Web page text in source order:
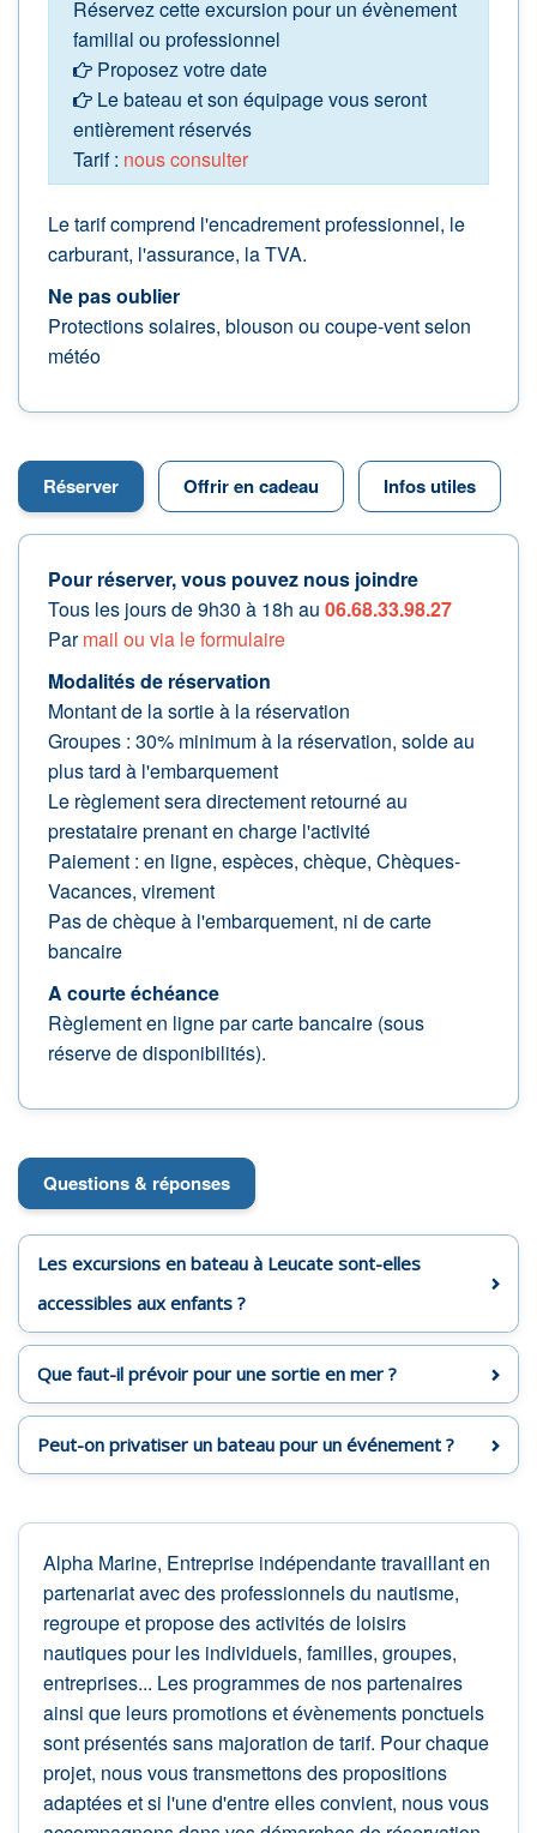
Réservez cette excursion pour un évènement
familial ou professionnel
Proposez votre date
Le bateau et son équipage vous seront
entièrement réservés
Tarif : nous consulter
Le tarif comprend l'encadrement professionnel, le
carburant, l'assurance, la TVA.
Ne pas oublier
Protections solaires, blouson ou coupe-vent selon
météo
Réserver Offrir en cadeau Infos utiles
Pour réserver, vous pouvez nous joindre
Tous les jours de 9h30 à 18h au 06.68.33.98.27
Parmail ou via le formulaire
Modalités de réservation
Montant de la sortie à la réservation
Groupes : 30% minimum à la réservation, solde au
plus tard à l'embarquement
Le règlement sera directement retourné au
prestataire prenant en charge l'activité
Paiement : en ligne, espèces, chèque, Chèques-
Vacances, virement
Pas de chèque à l'embarquement, ni de carte
bancaire
A courte échéance
Règlement en ligne par carte bancaire (sous
réserve de disponibilités).
Questions & réponses
Les excursions en bateau à Leucate sont-elles
accessibles aux enfants ?
Que faut-il prévoir pour une sortie en mer ?
Peut-on privatiser un bateau pour un événement ?
Alpha Marine, Entreprise indépendante travaillant en
partenariat avec des professionnels du nautisme,
regroupe et propose des activités de loisirs
nautiques pour les individuels, familles, groupes,
entreprises... Les programmes de nos partenaires
ainsi que leurs promotions et évènements ponctuels
sont présentés sans majoration de tarif. Pour chaque
projet, nous vous transmettons des propositions
adaptées et si l'une d'entre elles convient, nous vous